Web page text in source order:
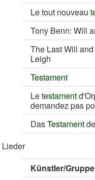
Le tout nouveau
Tony Benn: Will
The Last Will and
Leigh
Testament
Letestament
demandez pas
DasTestament
Lieder
Künstler/Gruppe